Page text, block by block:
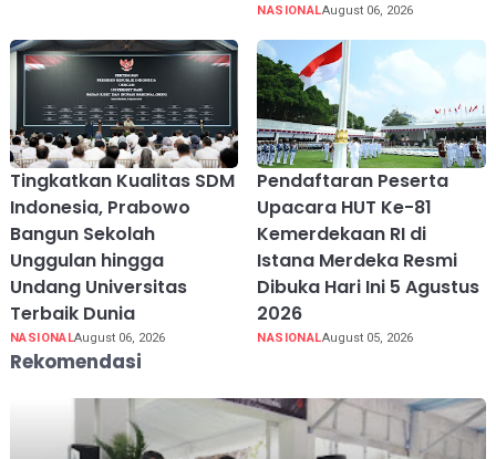
NASIONALAugust 06, 2026
Tingkatkan Kualitas SDM
Indonesia, Prabowo
Bangun Sekolah
Unggulan hingga
Undang Universitas
Terbaik Dunia
NASIONALAugust 06, 2026
Pendaftaran Peserta
Upacara HUT Ke-81
Kemerdekaan RI di
Istana Merdeka Resmi
Dibuka Hari Ini 5 Agustus
2026
NASIONALAugust 05, 2026
Rekomendasi